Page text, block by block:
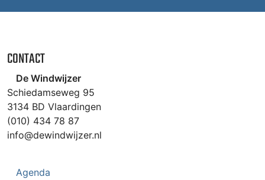
CONTACT
De Windwijzer
Schiedamseweg 95
3134 BD Vlaardingen
(010) 434 78 87
info@dewindwijzer.nl
Agenda